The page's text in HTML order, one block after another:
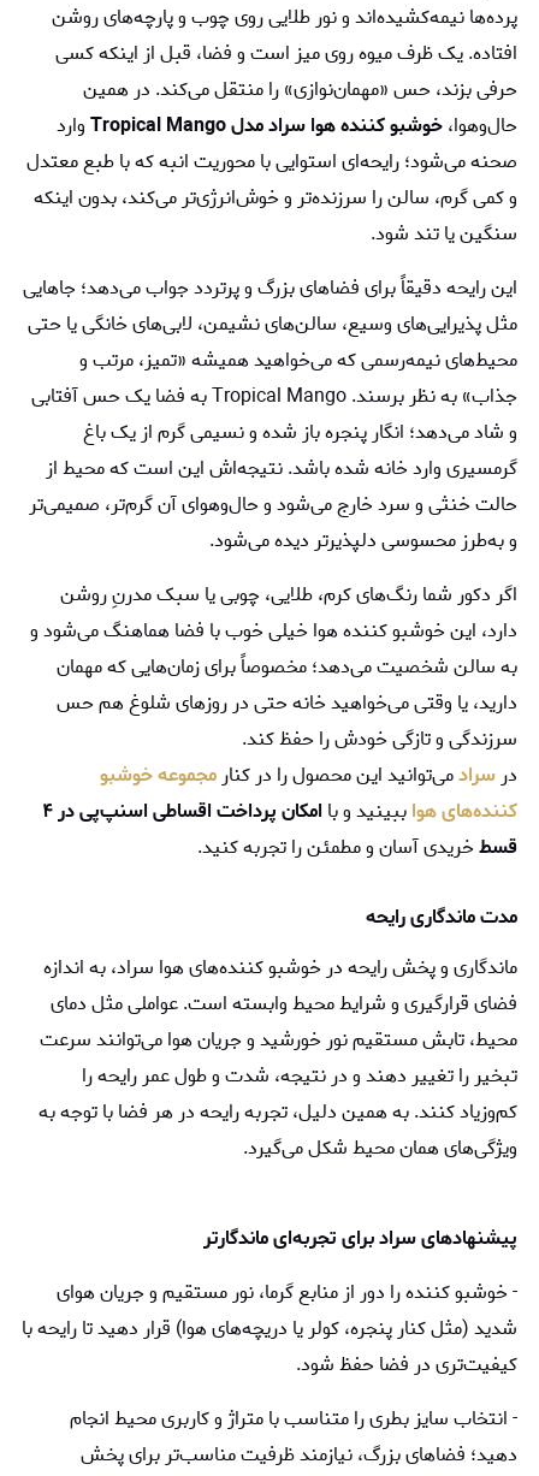
پرده‌ها نیمه‌کشیده‌اند و نور طلایی روی چوب و پارچه‌های روشن
افتاده. یک ظرف میوه روی میز است و فضا، قبل از اینکه کسی
حرفی بزند، حس «مهمان‌نوازی» را منتقل می‌کند. در همین
حال‌وهوا،خوشبو کننده هوا سراد مدل Tropical Mango
وارد
صحنه می‌شود؛ رایحه‌ای استوایی با محوریت انبه که با طبع معتدل
و کمی گرم، سالن را سرزنده‌تر و خوش‌انرژی‌تر می‌کند، بدون اینکه
سنگین یا تند شود.
این رایحه دقیقاً برای فضاهای بزرگ و پرتردد جواب می‌دهد؛ جاهایی
مثل پذیرایی‌های وسیع، سالن‌های نشیمن، لابی‌های خانگی یا حتی
محیط‌های نیمه‌رسمی که می‌خواهید همیشه «تمیز، مرتب و
جذاب» به نظر برسند. Tropical Mango به فضا یک حس آفتابی
و شاد می‌دهد؛ انگار پنجره باز شده و نسیمی گرم از یک باغ
گرمسیری وارد خانه شده باشد. نتیجه‌اش این است که محیط از
حالت خنثی و سرد خارج می‌شود و حال‌وهوای آن گرم‌تر، صمیمی‌تر
و به‌طرز محسوسی دلپذیرتر دیده می‌شود.
اگر دکور شما رنگ‌های کرم، طلایی، چوبی یا سبک مدرنِ روشن
دارد، این خوشبو کننده هوا خیلی خوب با فضا هماهنگ می‌شود و
به سالن شخصیت می‌دهد؛ مخصوصاً برای زمان‌هایی که مهمان
دارید، یا وقتی می‌خواهید خانه حتی در روزهای شلوغ هم حس
سرزندگی و تازگی خودش را حفظ کند.
در سرادمی‌توانید این محصول را در کنار مجموعه خوشبو
کننده‌های هواببینید و با
امکان پرداخت اقساطی اسنپ‌پی در ۴
قسطخریدی آسان و مطمئن را تجربه کنید.
مدت ماندگاری رایحه
ماندگاری و پخش رایحه در خوشبو کننده‌های هوا سراد، به اندازه
فضای قرارگیری و شرایط محیط وابسته است. عواملی مثل دمای
محیط، تابش مستقیم نور خورشید و جریان هوا می‌توانند سرعت
تبخیر را تغییر دهند و در نتیجه، شدت و طول عمر رایحه را
کم‌وزیاد کنند. به همین دلیل، تجربه رایحه در هر فضا با توجه به
ویژگی‌های همان محیط شکل می‌گیرد.
پیشنهادهای سراد برای تجربه‌ای ماندگارتر
- خوشبو کننده را دور از منابع گرما، نور مستقیم و جریان هوای
شدید (مثل کنار پنجره، کولر یا دریچه‌های هوا) قرار دهید تا رایحه با
کیفیت‌تری در فضا حفظ شود.
- انتخاب سایز بطری را متناسب با متراژ و کاربری محیط انجام
دهید؛ فضاهای بزرگ، نیازمند ظرفیت مناسب‌تر برای پخش